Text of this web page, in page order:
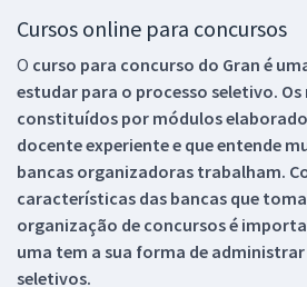
Cursos online para concursos
O curso para concurso do Gran é
estudar para o processo seletivo. Os
constituídos por módulos
docente experiente e que entende
bancas organizadoras trabalham.
características das bancas que
organização de concursos é
uma tem a sua forma de
seletivos.